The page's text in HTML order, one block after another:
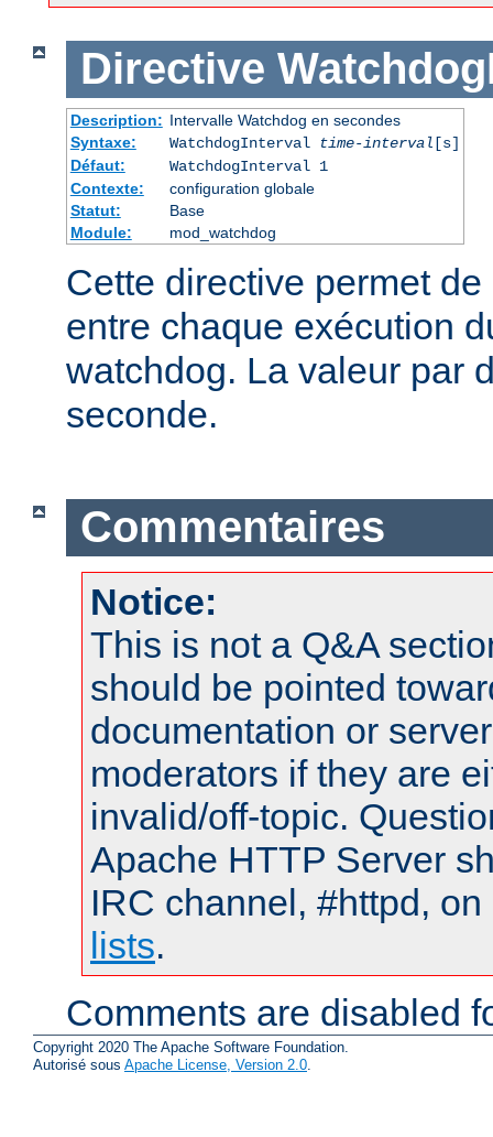
Directive
Description: Intervalle Watchdog en secondes
Syntaxe:
WatchdogInterval time-interval [s]
Défaut:
WatchdogInterval 1
Contexte:
configuration globale
Statut:
Base
Module:
mod_watchdog
Cette directive permet
entre chaque exécution
watchdog. La valeur par
seconde.
Commentaires
Notice:
This is not a Q&A
should be pointed
documentation or
moderators if they are
invalid/off-topic.
Apache HTTP Server
IRC channel, #httpd,
lists.
Comments are disabled
Copyright 2020 The Apache Software Foundation.
Autorisé sous Apache License, Version 2.0